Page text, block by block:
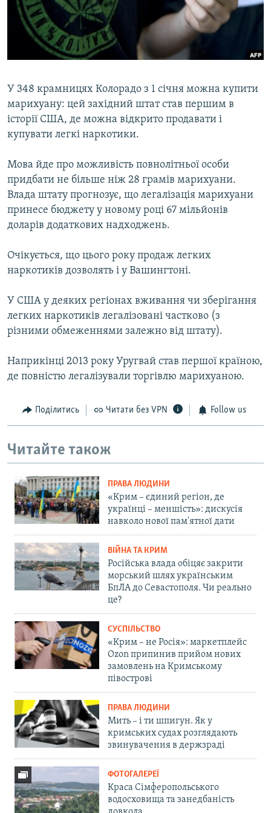
ВІДЕОУРОКИ «ELIFBE»
СВІДЧЕННЯ ОКУПАЦІЇ
УКРАЇНСЬКА ПРОБЛЕМА КРИМУ
Русский
Qırımtatar
Усі сайти RFE/RL
У 348 крамницях Колорадо з 1 січня можна купити
марихуану: цей західний штат став першим в
історії США, де можна відкрито продавати і
купувати легкі наркотики.
Мова йде про можливість повнолітньої особи
придбати не більше ніж 28 грамів марихуани.
Влада штату прогнозує, що легалізація марихуани
принесе бюджету у новому році 67 мільйонів
доларів додаткових надходжень.
Очікується, що цього року продаж легких
наркотиків дозволять і у Вашингтоні.
У США у деяких регіонах вживання чи зберігання
легких наркотиків легалізовані частково (з
різними обмеженнями залежно від штату).
Наприкінці 2013 року Уругвай став першої країною,
де повністю легалізували торгівлю марихуаною.
Поділитись Читати без VPN Follow us
Читайте також
ПРАВА ЛЮДИНИ
«Крим – єдиний регіон, де
українці – меншість»: дискусія
навколо нової пам'ятної дати
ВІЙНА ТА КРИМ
Російська влада обіцяє закрити
морський шлях українським
БпЛА до Севастополя. Чи реально
це?
СУСПІЛЬСТВО
«Крим – не Росія»: маркетплейс
Ozon припинив прийом нових
замовлень на Кримському
півострові
ПРАВА ЛЮДИНИ
Мить – і ти шпигун. Як у
кримських судах розглядають
звинувачення в держзраді
ФОТОГАЛЕРЕЇ
Краса Сімферопольського
водосховища та занедбаність